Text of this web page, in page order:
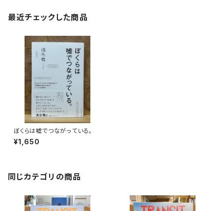
最近チェックした商品
ぼくらは嘘でつながっている。
¥1,650
同じカテゴリの商品